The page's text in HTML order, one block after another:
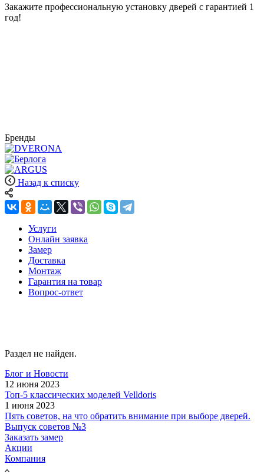
Закажите профессиональную установку дверей с гарантией 1
год!
Бренды
Назад к списку
Услуги
Онлайн заявка
Замер
Доставка
Монтаж
Гарантия на товар
Вопрос-ответ
Раздел не найден.
Блог и Новости
12 июня 2023
Топ-5 классических моделей Velldoris
1 июня 2023
Пять советов, на что обратить внимание при выборе дверей.
Выпуск советов №3
Заказать замер
Акции
Компания